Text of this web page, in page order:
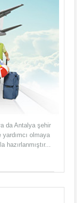
da Antalya şehir
olmaya
hazırlanmıştır...